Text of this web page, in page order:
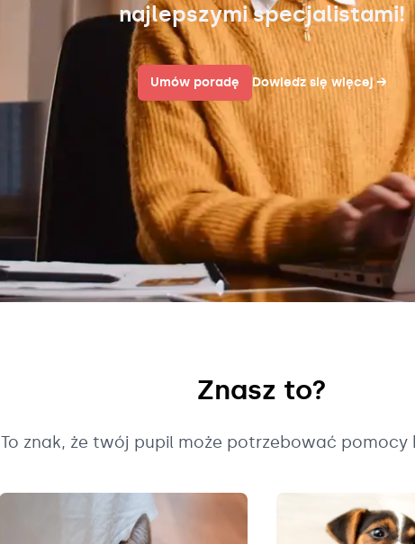
najlepszymi specjalistami!
Umów poradę Dowiedz się więcej→
Znasz to?
To znak, że twój pupil może potrzebować